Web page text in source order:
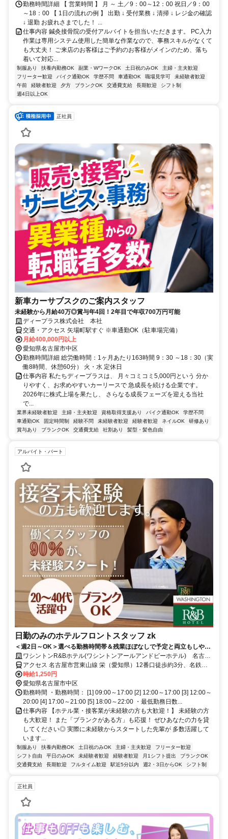
勤務時間詳細 【 営業時間 】 月 ～ 土／9：00～12：00 祝日／9：00
～18：00 【 1日の流れの例 】 出勤 ↓ 受付業務 ↓ 清掃 ↓ レジ金の確認
↓ 退勤 お疲れさまでした！ ...
仕事内容 鍼灸接骨院の受付アルバイトを担当いただきます。 PC入力
作業は専用システム使用した簡単な作業なので、事務スキルがなくて
も大丈夫！ ご来店のお客様はご予約のお客様がメインのため、落ち
着いて対応...
制服あり 扶養内勤務OK 副業・WワークOK 土日祝のみOK
主婦・主夫歓迎
フリーター歓迎
バイク通勤OK 学歴不問 車通勤OK 職場見学可
未経験者歓迎
午前
経験者歓迎 夕方 ブランクOK 交通費支給 長期歓迎
シフト制
週4日以上OK
正社員
新車カーサブスクのご案内スタッフ
未経験から月給40万◎賞与年4回！2年目で年収700万円可能
ディープラス株式会社 本社
交通・アクセス 矢場町駅すぐ ※車通勤OK（駐車場完備）
月給400,000円以上
愛知県名古屋市中区
勤務時間詳細 総労働時間：1ヶ月あたり163時間 9：30 ～18：30（実
働8時間、休憩60分） 火・水 定休日
仕事内容 私たちディープラスは、 月々コミコミ5,000円という 分か
りやすく、お求めやすいカーリースで 急成長を続ける企業です。
2026年に株式上場を果たし、 さらなる成長フェーズを迎える当社
で...
業界未経験者歓迎 主婦・主夫歓迎 資格取得支援あり バイク通勤OK
学歴不問
車通勤OK
固定時間制 経験不問 未経験者歓迎 経験者歓迎 ネイルOK
研修あり
賞与あり
ブランクOK 交通費支給 社割あり 髪型・髪色自由
アルバイト・パート
日勤のみのホテルフロントスタッフ zk
＜週2日～OK＞選べる勤務時間帯＆残業ほぼなしで予定と両立もしやす
い◎駅チカ！笑顔で対応できれば接客未経験もOK♪
ワシントンR&Bホテル(ワシントンアールアンドビーホテル) 名古屋
栄東
アクセス 名古屋市営東山線 栄（愛知県）12番口徒歩約3分、名鉄瀬
戸線 栄町（愛知県）徒歩約6分、名古屋市営名城線 矢場町6番口徒歩
約9分
時給1,250円
愛知県名古屋市中区
勤務時間 ・勤務時間： [1] 09:00～17:00 [2] 12:00～17:00 [3] 12:00～
20:00 [4] 17:00～21:00 [5] 18:00～22:00 ・最低勤務日数...
仕事内容 【ホテル業・接客業が未経験の方も大歓迎！】 未経験の方
も大歓迎！ また「ブランクがある方」も応援！ ぜひあなたの力を貸
してください◎ 実際に未経験からスタートした先輩が 多数活躍して
います...
制服あり 扶養内勤務OK 土日祝のみOK 主婦・主夫歓迎
フリーター歓迎
シフト自由
平日のみOK 未経験者歓迎 経験者歓迎 月1シフト提出
ブランクOK
交通費支給
長期歓迎 フルタイム歓迎 駅近5分以内 週2・3日からOK シフト制
正社員